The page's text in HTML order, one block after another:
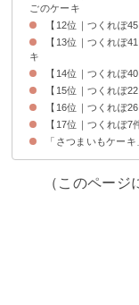
ごのケーキ
【12位｜つくれぽ
【13位｜つくれぽ
キ
【14位｜つくれぽ
【15位｜つくれぽ
【16位｜つくれぽ
【17位｜つくれぽ
「さつまいもケー
（このページ